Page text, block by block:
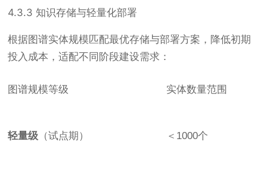
4.3.3 知识存储与轻量化部署
根据图谱实体规模匹配最优存储与部署方案，降低初期
投入成本，适配不同阶段建设需求：
图谱规模等级 实体数量范围
轻量级 （试点期） ＜1000个